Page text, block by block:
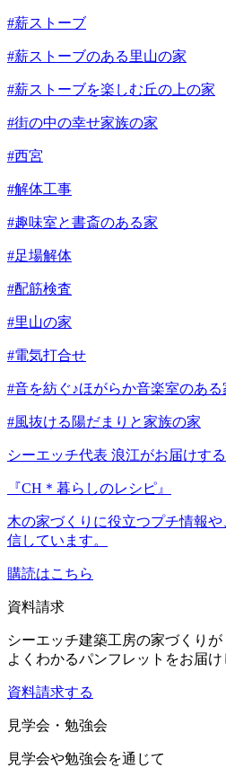
#薪ストーブ
#薪ストーブのある里山の家
#薪ストーブを楽しむ丘の上の家
#街の中の幸せ家族の家
#西宮
#解体工事
#趣味室と書斎のある家
#足場解体
#配筋検査
#里山の家
#電気打合せ
#音を紡ぐ♪ほがらか音楽室のある
#風抜ける陽だまりと家族の家
シーエッチ代表 浪江がお届けする
『CH＊暮らしのレシピ』
木の家づくりに役立つプチ情報
信しています。
購読はこちら
資料請求
シーエッチ建築工房の家づくりが
よくわかるパンフレットをお届け
資料請求する
見学会・勉強会
見学会や勉強会を通じて